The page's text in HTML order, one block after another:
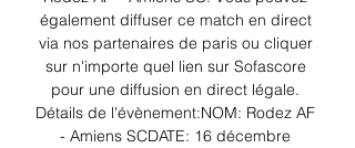
également diffuser ce match en direct
via nos partenaires de paris ou cliquer
sur n'importe quel lien sur Sofascore
pour une diffusion en direct légale.
Détails de l'évènement:NOM: Rodez AF
- Amiens SCDATE: 16 décembre